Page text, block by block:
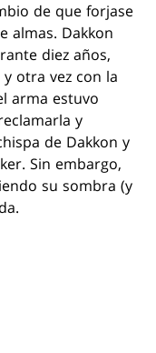
de que forjase
almas. Dakkon
diez años,
otra vez con la
arma estuvo
y
de Dakkon y
Sin embargo,
su sombra (y